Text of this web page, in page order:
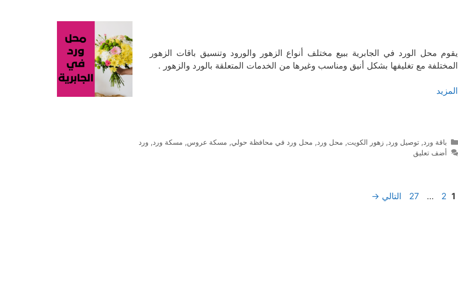
يقوم محل الورد في الجابرية ببيع مختلف أنواع الزهور والورود وتنسيق باقات الزهور
المختلفة مع تغليفها بشكل أنيق ومناسب وغيرها من الخدمات المتعلقة بالورد والزهور .
المزيد
التصنيفات
باقة ورد, توصيل ورد, زهور الكويت, محل ورد, محل ورد في محافظة حولي, مسكة عروس, مسكة ورد, ورد
أضف تعليق
Page
1
Page
2
…
Page
27 التالي →